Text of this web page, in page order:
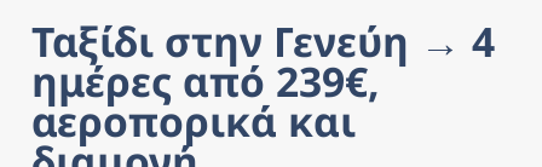
Ταξίδι στην Γενεύη → 4
ημέρες από 239€,
αεροπορικά και